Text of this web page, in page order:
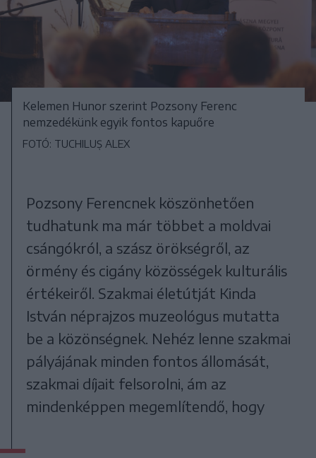
Kelemen Hunor szerint Pozsony Ferenc
nemzedékünk egyik fontos kapuőre
FOTÓ: TUCHILUȘ ALEX
Pozsony Ferencnek köszönhetően
tudhatunk ma már többet a moldvai
csángókról, a szász örökségről, az
örmény és cigány közösségek kulturális
értékeiről. Szakmai életútját Kinda
István néprajzos muzeológus mutatta
be a közönségnek. Nehéz lenne szakmai
pályájának minden fontos állomását,
szakmai díjait felsorolni, ám az
mindenképpen megemlítendő, hogy